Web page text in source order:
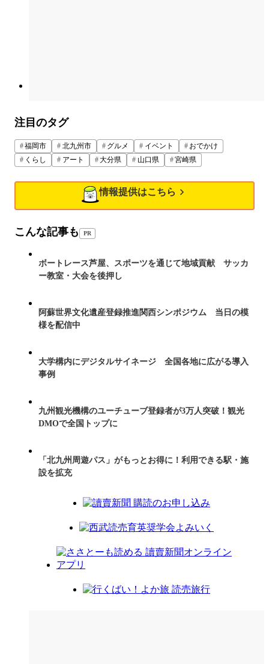
注目のタグ
福岡市 北九州市 グルメ イベント
おでかけ
くらし
アート 大分県 山口県 宮崎県
情報提供はこちら
こんな記事も PR
ボートレース芦屋、スポーツを通じて地域貢献 サッカ
ー教室・大会を後押し
阿蘇世界文化遺産登録推進関西シンポジウム 当日の模
様を配信中
大学構内にデジタルサイネージ 全国各地に広がる導入
事例
九州観光機構のユーチューブ登録者が3万人突破！観光
DMOで全国トップに
「北九州周遊パス」がもっとお得に！利用できる駅・施
設を拡充